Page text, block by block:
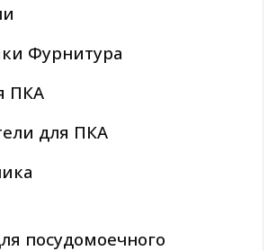
Фурнитура
ПКА
для ПКА
посудомоечного